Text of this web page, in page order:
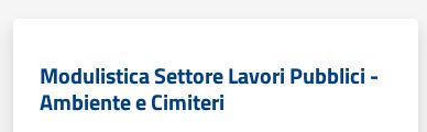
Modulistica Settore Lavori Pubblici -
Ambiente e Cimiteri